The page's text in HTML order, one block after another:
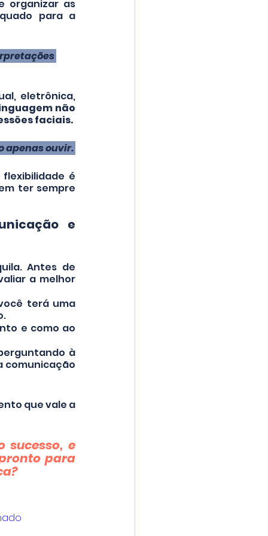
organizar as
para a
eletrônica,
não
faciais.
apenas ouvir.
é
ter sempre
e
Antes de
a melhor
terá uma
e como ao
à
comunicação
que vale a
sucesso, e
para